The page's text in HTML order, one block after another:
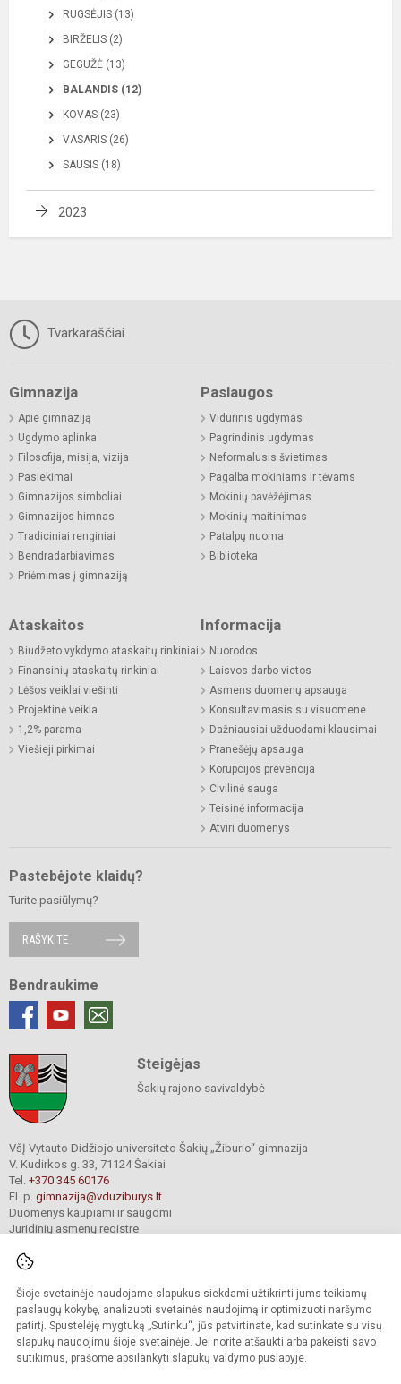
Šioje svetainėje naudojame slapukus siekdami užtikrinti jums teikiamų
paslaugų kokybę, analizuoti svetainės naudojimą ir optimizuoti naršymo
patirtį. Spustelėję mygtuką „Sutinku“, jūs patvirtinate, kad sutinkate su visų
slapukų naudojimu šioje svetainėje. Jei norite atšaukti arba pakeisti savo
sutikimus, prašome apsilankyti slapukų valdymo puslapyje.
RUGSĖJIS (13)
BIRŽELIS (2)
GEGUŽĖ (13)
BALANDIS (12)
KOVAS (23)
VASARIS (26)
SAUSIS (18)
2023
Tvarkaraščiai
Gimnazija
Apie gimnaziją
Ugdymo aplinka
Filosofija, misija, vizija
Pasiekimai
Gimnazijos simboliai
Gimnazijos himnas
Tradiciniai renginiai
Bendradarbiavimas
Priėmimas į gimnaziją
Paslaugos
Vidurinis ugdymas
Pagrindinis ugdymas
Neformalusis švietimas
Pagalba mokiniams ir tėvams
Mokinių pavėžėjimas
Mokinių maitinimas
Patalpų nuoma
Biblioteka
Ataskaitos
Biudžeto vykdymo ataskaitų rinkiniai
Finansinių ataskaitų rinkiniai
Lėšos veiklai viešinti
Projektinė veikla
1,2% parama
Viešieji pirkimai
Informacija
Nuorodos
Laisvos darbo vietos
Asmens duomenų apsauga
Konsultavimasis su visuomene
Dažniausiai užduodami klausimai
Pranešėjų apsauga
Korupcijos prevencija
Civilinė sauga
Teisinė informacija
Atviri duomenys
Pastebėjote klaidų?
Turite pasiūlymų?
RAŠYKITE
Bendraukime
Steigėjas
Šakių rajono savivaldybė
VšĮ Vytauto Didžiojo universiteto Šakių „Žiburio“ gimnazija
V. Kudirkos g. 33, 71124 Šakiai
Tel. +370 345 60176
El. p. gimnazija@vduziburys.lt
Duomenys kaupiami ir saugomi
Juridinių asmenų registre
© 2024. VDU Šakių „Žiburio“ gimnazija. Visos teisės saugomos.
Kopijuoti turinį be raštiško gimnazijos sutikimo griežtai draudžiama.